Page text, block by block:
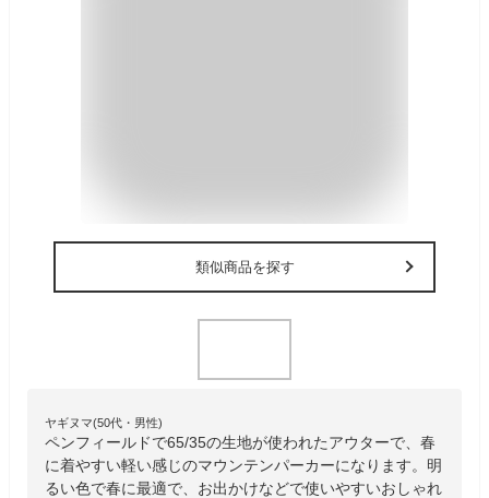
類似商品を探す
ヤギヌマ(50代・男性)
ペンフィールドで65/35の生地が使われたアウターで、春
に着やすい軽い感じのマウンテンパーカーになります。明
るい色で春に最適で、お出かけなどで使いやすいおしゃれ